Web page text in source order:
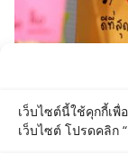
เว็บไซต์นี้ใช้คุกกี้เ
เว็บไซต์ โปรดคลิก
i